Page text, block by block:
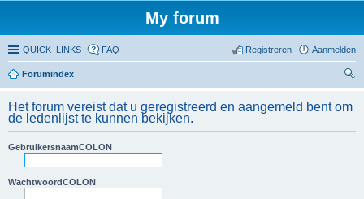
My forum
QUICK_LINKS FAQ Aanmelden
Registreren
Forumindex
ke
n
Het forum vereist dat u geregistreerd en aangemeld bent om
de ledenlijst te kunnen bekijken.
GebruikersnaamCOLON
WachtwoordCOLON